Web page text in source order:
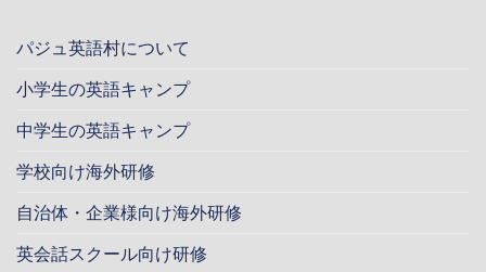
パジュ英語村について
小学生の英語キャンプ
中学生の英語キャンプ
学校向け海外研修
自治体・企業様向け海外研修
英会話スクール向け研修